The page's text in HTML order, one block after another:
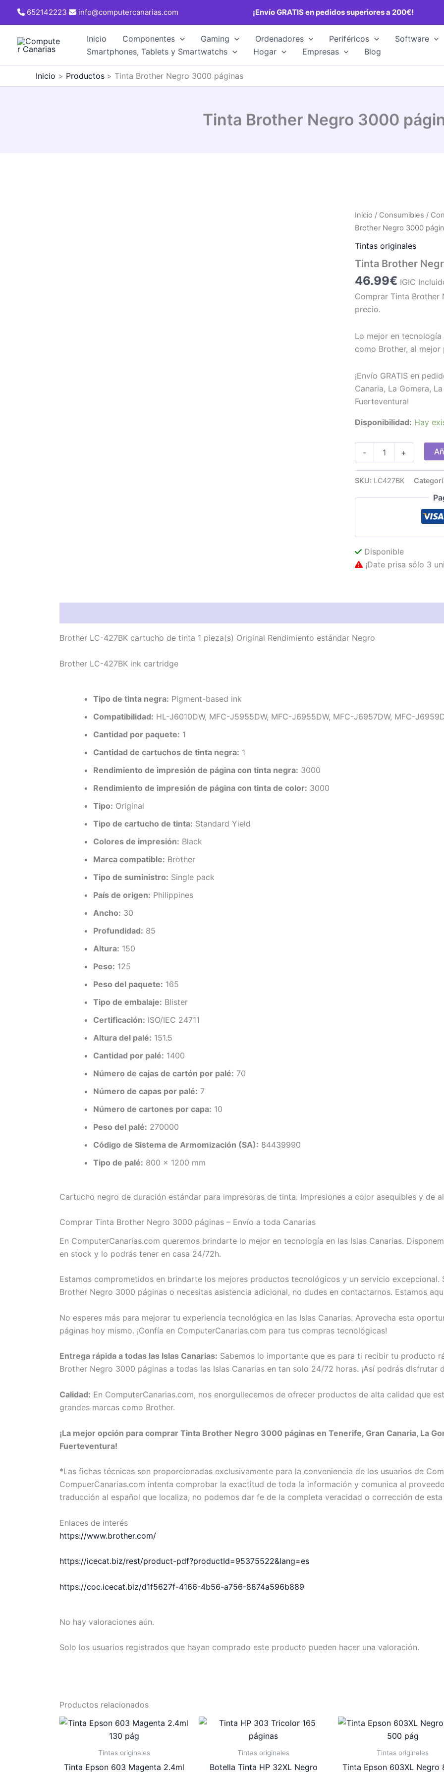
652142223 info@computercanarias.com ¡Envío GRATIS en pedidos superiores a 200€!
Inicio Componentes Gaming Ordenadores Periféricos
Software
Smartphones, Tablets y Smartwatchs
Hogar Empresas Blog
Inicio Productos Tinta Brother Negro 3000 páginas
Tinta Brother Negro 3000
Inicio / Consumibles /
Brother Negro 3000
Tintas originales
Tinta Brother
46.99€ IGIC
Comprar Tinta Brother
precio.
Lo mejor en tecnología
como Brother, al mejor
¡Envío GRATIS en
Canaria, La Gomera,
Fuerteventura!
Disponibilidad: Hay
-
3000
cantidad
+
SKU: LC427BK
Disponible
¡Date prisa sólo 3
Brother LC-427BK cartucho de tinta 1 pieza(s) Original Rendimiento estándar Negro
Brother LC-427BK ink cartridge
Tipo de tinta negra: Pigment-based ink
Compatibilidad: HL-J6010DW, MFC-J5955DW, MFC-J6955DW, MFC-J6957DW, MFC-
Cantidad por paquete: 1
Cantidad de cartuchos de tinta negra: 1
Rendimiento de impresión de página con tinta negra: 3000
Rendimiento de impresión de página con tinta de color: 3000
Tipo: Original
Tipo de cartucho de tinta: Standard Yield
Colores de impresión: Black
Marca compatible: Brother
Tipo de suministro: Single pack
País de origen: Philippines
Ancho: 30
Profundidad: 85
Altura: 150
Peso: 125
Peso del paquete: 165
Tipo de embalaje: Blister
Certificación: ISO/IEC 24711
Altura del palé: 151.5
Cantidad por palé: 1400
Número de cajas de cartón por palé: 70
Número de capas por palé: 7
Número de cartones por capa: 10
Peso del palé: 270000
Código de Sistema de Armomización (SA): 84439990
Tipo de palé: 800 x 1200 mm
Cartucho negro de duración estándar para impresoras de tinta. Impresiones a color asequibles y de
Comprar Tinta Brother Negro 3000 páginas – Envío a toda Canarias
En ComputerCanarias.com queremos brindarte lo mejor en tecnología en las Islas Canarias.
en stock y lo podrás tener en casa 24/72h.
Estamos comprometidos en brindarte los mejores productos tecnológicos y un servicio excepcional.
Brother Negro 3000 páginas o necesitas asistencia adicional, no dudes en contactarnos. Estamos
No esperes más para mejorar tu experiencia tecnológica en las Islas Canarias. Aprovecha esta
páginas hoy mismo. ¡Confía en ComputerCanarias.com para tus compras tecnológicas!
Entrega rápida a todas las Islas Canarias: Sabemos lo importante que es para ti recibir tu producto
Brother Negro 3000 páginas a todas las Islas Canarias en tan solo 24/72 horas. ¡Así podrás
Calidad: En ComputerCanarias.com, nos enorgullecemos de ofrecer productos de alta calidad que
grandes marcas como Brother.
¡La mejor opción para comprar Tinta Brother Negro 3000 páginas en Tenerife, Gran Canaria, La
Fuerteventura!
*Las fichas técnicas son proporcionadas exclusivamente para la conveniencia de los usuarios de
CompuerCanarias.com intenta comprobar la exactitud de toda la información y comunica al
traducción al español que localiza, no podemos dar fe de la completa veracidad o corrección de
Enlaces de interés
https://www.brother.com/
https://icecat.biz/rest/product-pdf?productId=95375522&lang=es
https://coc.icecat.biz/d1f5627f-4166-4b56-a756-8874a596b889
No hay valoraciones aún.
Solo los usuarios registrados que hayan comprado este producto pueden hacer una valoración.
Productos relacionados
Tintas originales
Tinta Epson 603 Magenta 2.4ml
Tintas originales
Botella Tinta HP 32XL Negro
Tintas originales
Tinta Epson 603XL Negro